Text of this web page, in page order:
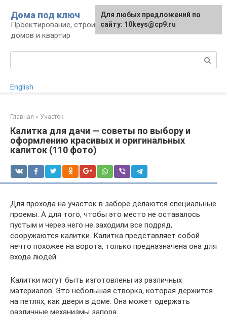
контенту
Дома под ключ
Проектирование, строительство и отделка
домов и квартир
English
Главная » Участок
Калитка для дачи — советы по выбору и
оформлению красивых и оригинальных
калиток (110 фото)
Для прохода на участок в заборе делаются специальные
проемы. А для того, чтобы это место не оставалось
пустым и через него не заходили все подряд,
сооружаются калитки. Калитка представляет собой
нечто похожее на ворота, только предназначена она для
входа людей.
Калитки могут быть изготовлены из различных
материалов. Это небольшая створка, которая держится
на петлях, как двери в доме. Она может одержать
различные механизмы запора.
Для любых предложений по
сайту: 10keys@cp9.ru